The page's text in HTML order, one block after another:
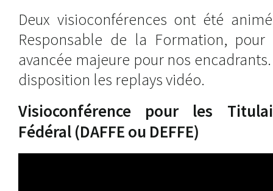
Deux visioconférences ont été
Responsable de la Formation,
avancée majeure pour nos
disposition les replays vidéo.
Visioconférence pour les
Fédéral (DAFFE ou DEFFE)